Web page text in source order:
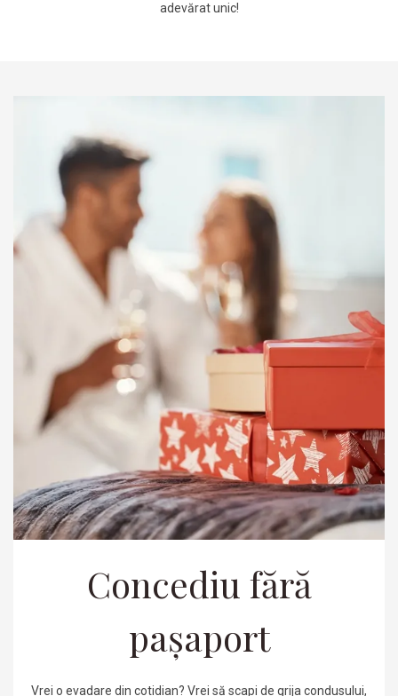
adevărat unic!
Concediu fără
pașaport
Vrei o evadare din cotidian? Vrei să scapi de grija condusului,